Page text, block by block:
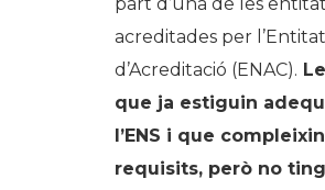
acreditades per
d’Acreditació (ENAC).
que ja estiguin
l’ENS i que
requisits, però no